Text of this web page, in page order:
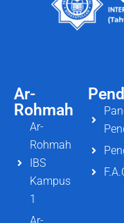
Ar-
Rohmah
Ar-
Rohmah
IBS
Kampus
1